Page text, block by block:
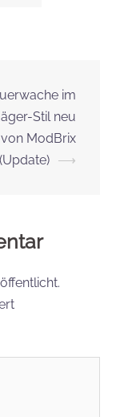
im
Stil neu
von ModBrix
(Update) ⟶